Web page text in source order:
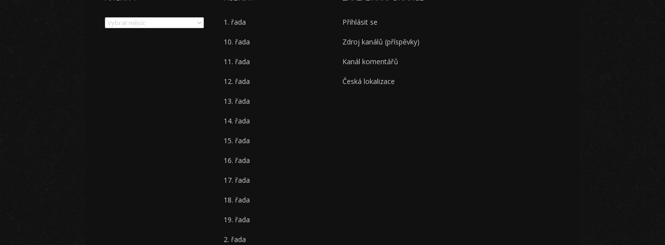
Archivy 1. řada
10. řada
11. řada
12. řada
13. řada
14. řada
15. řada
16. řada
17. řada
18. řada
19. řada
2. řada
Přihlásit se
Zdroj kanálů (příspěvky)
Kanál komentářů
Česká lokalizace